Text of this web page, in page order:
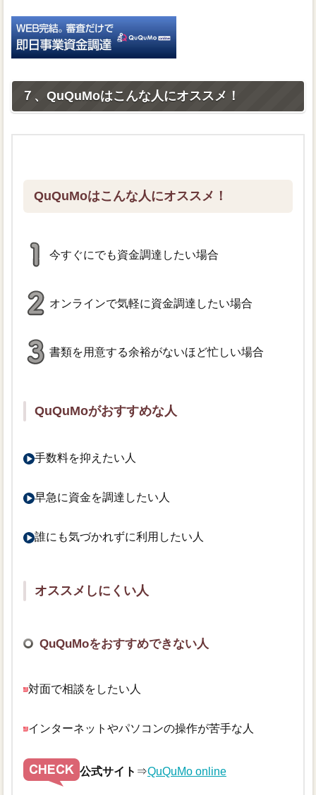
７、QuQuMoはこんな人にオススメ！
QuQuMoはこんな人にオススメ！
今すぐにでも資金調達したい場合
オンラインで気軽に資金調達したい場合
書類を用意する余裕がないほど忙しい場合
QuQuMoがおすすめな人
手数料を抑えたい人
早急に資金を調達したい人
誰にも気づかれずに利用したい人
オススメしにくい人
QuQuMoをおすすめできない人
対面で相談をしたい人
インターネットやパソコンの操作が苦手な人
公式サイト ⇒QuQuMo online